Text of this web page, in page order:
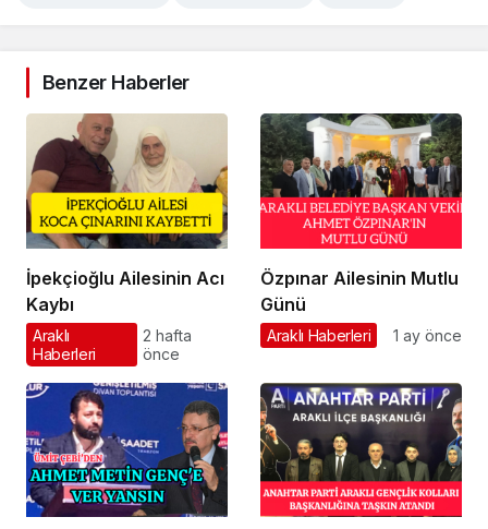
Benzer Haberler
İpekçioğlu Ailesinin Acı
Kaybı
Araklı
Haberleri
2 hafta
önce
Özpınar Ailesinin Mutlu
Günü
Araklı Haberleri 1 ay önce